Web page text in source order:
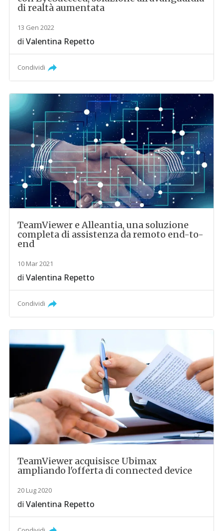
di realtà aumentata
13 Gen 2022
diValentina Repetto
Condividi
TeamViewer e Alleantia, una soluzione
completa di assistenza da remoto end-to-
end
10 Mar 2021
diValentina Repetto
Condividi
TeamViewer acquisisce Ubimax
ampliando l'offerta di connected device
20 Lug 2020
diValentina Repetto